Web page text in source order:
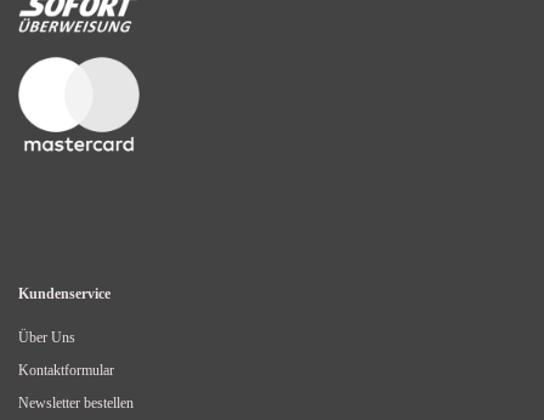
Kundenservice
Über Uns
Kontaktformular
Newsletter bestellen